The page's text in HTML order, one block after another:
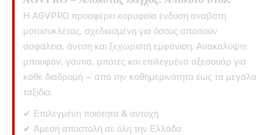
Η AGVPRO προσφέρει κορυφαία ένδυση αναβάτη
μοτοσυκλέτας, σχεδιασμένη για όσους απαιτούν
ασφάλεια, άνεση και ξεχωριστή εμφάνιση. Ανακαλύψτε
μπουφάν, γάντια, μπότες και επιλεγμένα αξεσουάρ για
κάθε διαδρομή — από την καθημερινότητα έως τα μεγάλα
ταξίδια.
✔ Επιλεγμένη ποιότητα & αντοχή
✔ Άμεση αποστολή σε όλη την Ελλάδα